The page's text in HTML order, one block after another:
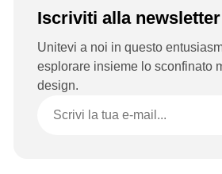
Iscriviti alla newsletter
Unitevi a noi in questo
esplorare insieme lo sconfinato
design.